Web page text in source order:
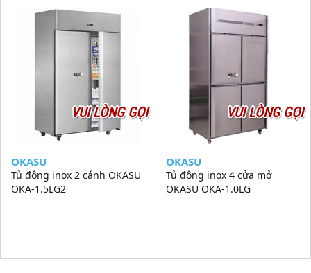
VUI LÒNG GỌI
OKASU
Tủ đông inox 2 cánh OKASU
OKA-1.5LG2
VUI LÒNG GỌI
OKASU
Tủ đông inox 4 cửa mở
OKASU OKA-1.0LG